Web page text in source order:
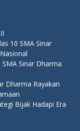
10 SMA Sinar
SMA Sinar Dharma
Dharma Rayakan
Bijak Hadapi Era